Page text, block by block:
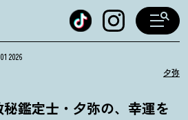
ウェブ
2026
夕弥
秘鑑定士・夕弥の、幸運を